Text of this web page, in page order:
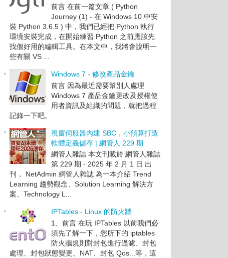
前言 在前一篇文章 ( Python
Journey (1) - 在 Windows 10 中安
裝 Python 3.6.5 ) 中，我們已經把 Python 執行
環境安裝完成，在開始練習 Python 之前應該先
找個好用的編輯工具。在本文中，我將會說明一
些有關 VS ...
Windows 7 - 修改產品金鑰
前言 因為最近需要幫別人處理
Windows 7 產品金鑰更改及授權使
用者資訊及組織的問題，就把過程
記錄一下吧。
視窗伺服器內建 SBC，小預算打造
軟體定義儲存 | 網管人 229 期
網管人雜誌 本文刊載於 網管人雜誌
第 229 期 - 2025 年 2 月 1 日 出
刊， NetAdmin 網管人雜誌 為一本介紹 Trend
Learning 趨勢觀念、Solution Learning 解決方
案、Technology L...
IPTables - Linux 的防火牆
1、前言 在玩 IPTables 以前我們必
須先了解一下，您所下的 iptables
防火牆規則對封包進行過濾、封包
處理、封包狀態變更、NAT、封包 Qos...等，這